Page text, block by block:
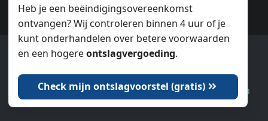
25 maart 2026
Geen formeel ontslag
3 oktober 2025
Heb ik recht op WW?
17 juni 2025
Ontslag bij grensoverschrijdend gedrag
5 maart 2025
Ook wij gebruiken cookies.
Laat me kiezen
Dat is oké
Heb je een beëindigingsovereenkomst
ontvangen? Wij controleren binnen 4 uur of je
kunt onderhandelen over betere voorwaarden
en een hogereontslagvergoeding.
Check mijn ontslagvoorstel (gratis)